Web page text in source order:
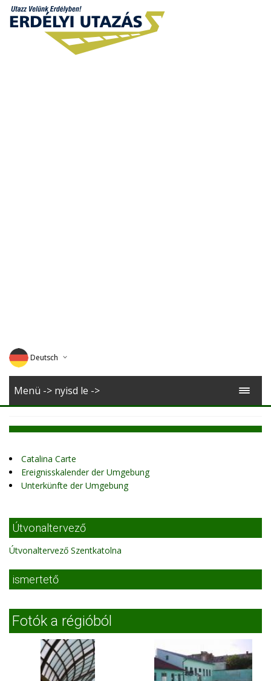
Deutsch
English
Menü -> nyisd le ->
Catalina Carte
Ereignisskalender der Umgebung
Unterkünfte der Umgebung
Útvonaltervező
Útvonaltervező Szentkatolna
ismertető
Fotók a régióból